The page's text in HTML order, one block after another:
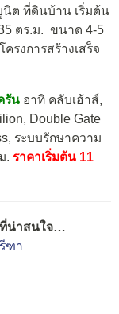
นิต ที่ดินบ้าน เริ่มต้น
ตร.ม. ขนาด 4-5
รงการสร้างเสร็จ
รัน อาทิ คลับเฮ้าส์,
Double Gate
ระบบรักษาความ
. ราคาเริ่มต้น 11
ที่น่าสนใจ…
ฑา